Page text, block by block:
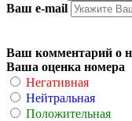
Ваш e-mail
Ваш комментарий о
Ваша оценка номера
Негативная
Нейтральная
Положительная